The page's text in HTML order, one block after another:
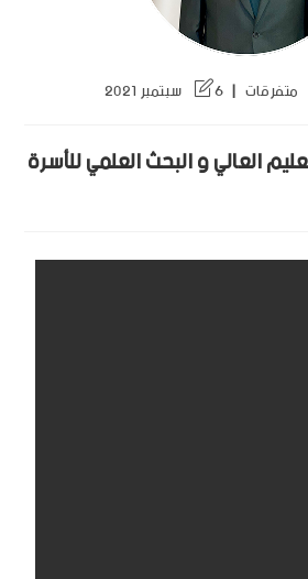
متفرقات 6 سبتمبر 2021
العالي و البحث العلمي للأسرة